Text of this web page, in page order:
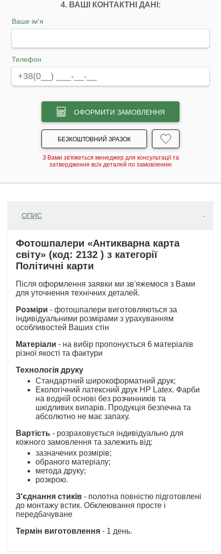
4. ВАШІ КОНТАКТНІ ДАНІ:
Ваше ім'я
Телефон
ОФОРМИТИ ЗАМОВЛЕННЯ
БЕЗКОШТОВНИЙ ЗРАЗОК
З Вами зв'яжеться менеджер для консультації та
затвердження всіх деталей по замовленню
ОПИС
Фотошпалери «Антикварна карта
світу» (код: 2132 ) з категорії
Політичні карти
Після оформлення заявки ми зв'яжемося з Вами
для уточнення технічних деталей.
Розміри - фотошпалери виготовляються за
індивідуальними розмірами з урахуванням
особливостей Ваших стін
Матеріали - на вибір пропонується 6 матеріалів
різної якості та фактури
Технологія друку
Стандартний широкоформатний друк;
Екологічний латексний друк HP Latex. Фарби
на водній основі без розчинників та
шкідливих випарів. Продукція безпечна та
абсолютно не має запаху.
Вартість - розраховується індивідуально для
кожного замовлення та залежить від:
зазначених розмірів;
обраного матеріалу;
метода друку;
розкрою.
З'єднання стиків - полотна повністю підготовлені
до монтажу встик. Обклеювання просте і
передбачуване
Термін виготовлення - 1 день.